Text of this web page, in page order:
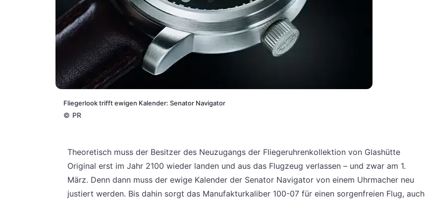
Fliegerlook trifft ewigen Kalender: Senator Navigator
© PR
Theoretisch muss der Besitzer des Neuzugangs der Fliegeruhrenkollektion von Glashütte
Original erst im Jahr 2100 wieder landen und aus das Flugzeug verlassen – und zwar am 1.
März. Denn dann muss der ewige Kalender der Senator Navigator von einem Uhrmacher neu
justiert werden. Bis dahin sorgt das Manufakturkaliber 100-07 für einen sorgenfreien Flug, auch